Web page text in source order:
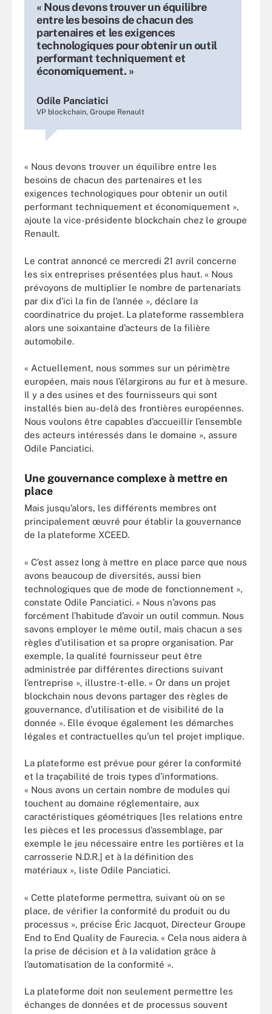
« Nous devons trouver un équilibre
entre les besoins de chacun des
partenaires et les exigences
technologiques pour obtenir un outil
performant techniquement et
économiquement. »
Odile Panciatici
VP blockchain, Groupe Renault
« Nous devons trouver un équilibre entre les
besoins de chacun des partenaires et les
exigences technologiques pour obtenir un outil
performant techniquement et économiquement »,
ajoute la vice-présidente blockchain chez le groupe
Renault.
Le contrat annoncé ce mercredi 21 avril concerne
les six entreprises présentées plus haut. « Nous
prévoyons de multiplier le nombre de partenariats
par dix d’ici la fin de l’année », déclare la
coordinatrice du projet. La plateforme rassemblera
alors une soixantaine d’acteurs de la filière
automobile.
« Actuellement, nous sommes sur un périmètre
européen, mais nous l’élargirons au fur et à mesure.
Il y a des usines et des fournisseurs qui sont
installés bien au-delà des frontières européennes.
Nous voulons être capables d’accueillir l’ensemble
des acteurs intéressés dans le domaine », assure
Odile Panciatici.
Une gouvernance complexe à mettre en
place
Mais jusqu’alors, les différents membres ont
principalement œuvré pour établir la gouvernance
de la plateforme XCEED.
« C’est assez long à mettre en place parce que nous
avons beaucoup de diversités, aussi bien
technologiques que de mode de fonctionnement »,
constate Odile Panciatici. « Nous n’avons pas
forcément l’habitude d’avoir un outil commun. Nous
savons employer le même outil, mais chacun a ses
règles d’utilisation et sa propre organisation. Par
exemple, la qualité fournisseur peut être
administrée par différentes directions suivant
l’entreprise », illustre-t-elle. « Or dans un projet
blockchain nous devons partager des règles de
gouvernance, d’utilisation et de visibilité de la
donnée ». Elle évoque également les démarches
légales et contractuelles qu’un tel projet implique.
La plateforme est prévue pour gérer la conformité
et la traçabilité de trois types d’informations.
« Nous avons un certain nombre de modules qui
touchent au domaine réglementaire, aux
caractéristiques géométriques [les relations entre
les pièces et les processus d’assemblage, par
exemple le jeu nécessaire entre les portières et la
carrosserie N.D.R.] et à la définition des
matériaux », liste Odile Panciatici.
« Cette plateforme permettra, suivant où on se
place, de vérifier la conformité du produit ou du
processus », précise Éric Jacquot, Directeur Groupe
End to End Quality de Faurecia. « Cela nous aidera à
la prise de décision et à la validation grâce à
l’automatisation de la conformité ».
La plateforme doit non seulement permettre les
échanges de données et de processus souvent